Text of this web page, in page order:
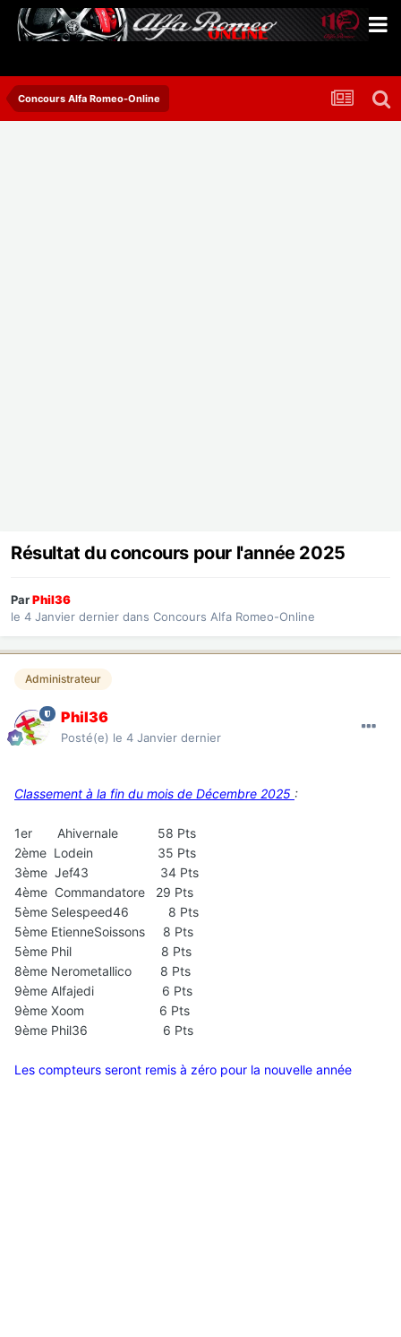
Concours Alfa Romeo-Online
Résultat du concours pour l'année 2025
ParPhil36
le 4 Janvier dernier dans Concours Alfa Romeo-Online
Administrateur
Phil36
Posté(e) le 4 Janvier dernier
Classement à la fin du mois de Décembre 2025 :
1er Ahivernale 58 Pts
2ème Lodein 35 Pts
3ème Jef43 34 Pts
4ème Commandatore 29 Pts
5ème Selespeed46 8 Pts
5ème EtienneSoissons 8 Pts
5ème Phil 8 Pts
8ème Nerometallico 8 Pts
9ème Alfajedi 6 Pts
9ème Xoom 6 Pts
9ème Phil36 6 Pts
Les compteurs seront remis à zéro pour la nouvelle année